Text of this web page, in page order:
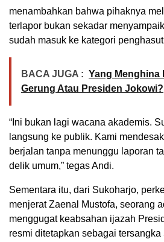
menambahkan bahwa pihaknya
terlapor bukan sekadar
sudah masuk ke kategori
BACA JUGA : Yang Menghina
Gerung Atau Presiden Jokowi?
“Ini bukan lagi wacana akademis.
langsung ke publik. Kami
berjalan tanpa menunggu laporan
delik umum,” tegas Andi.
Sementara itu, dari Sukoharjo,
menjerat Zaenal Mustofa, seorang
menggugat keabsahan ijazah
resmi ditetapkan sebagai tersangka